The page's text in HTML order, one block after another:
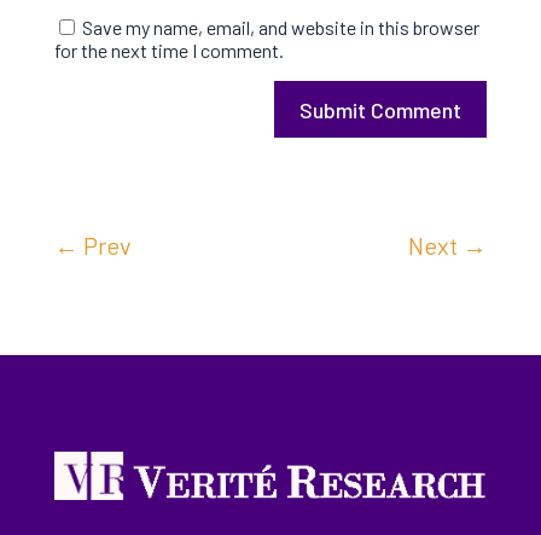
Save my name, email, and website in this browser
for the next time I comment.
Submit Comment
← Prev Next →